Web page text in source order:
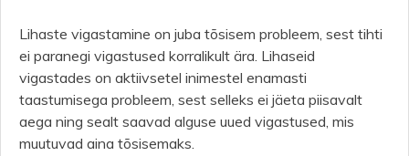
Lihaste vigastamine on juba tõsisem probleem, sest tihti
ei paranegi vigastused korralikult ära. Lihaseid
vigastades on aktiivsetel inimestel enamasti
taastumisega probleem, sest selleks ei jäeta piisavalt
aega ning sealt saavad alguse uued vigastused, mis
muutuvad aina tõsisemaks.